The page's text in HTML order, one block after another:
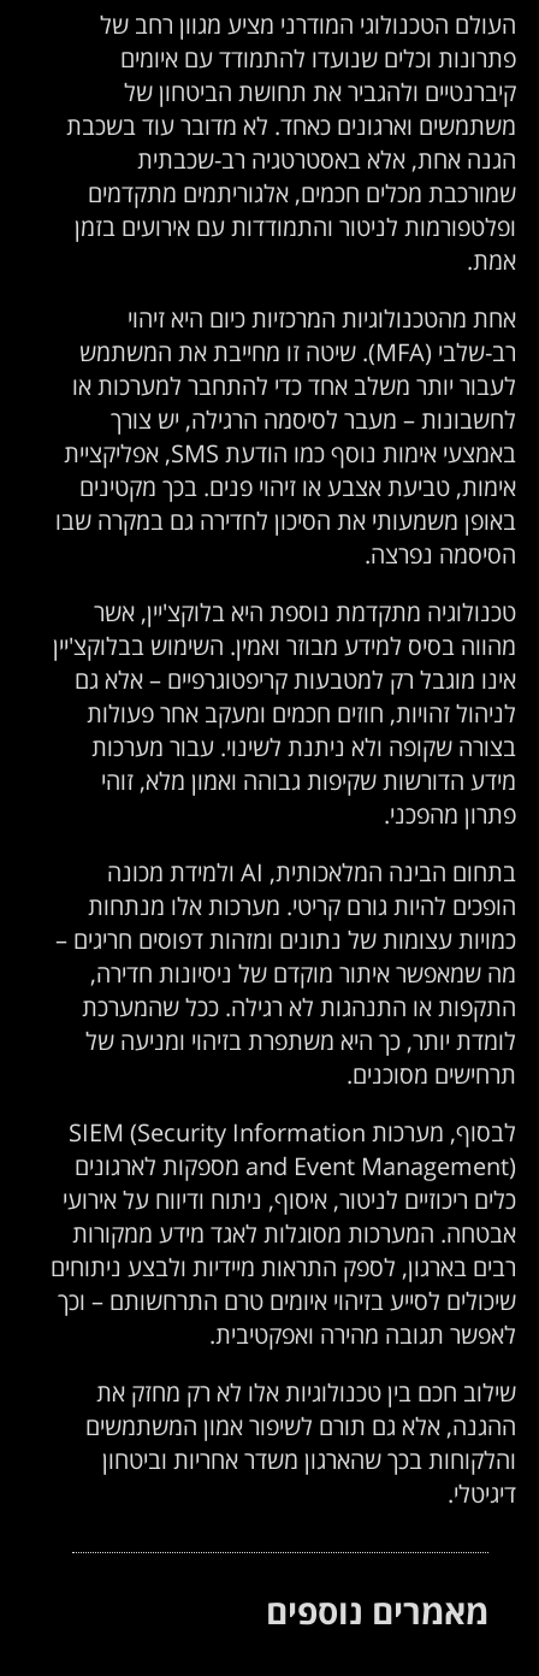
הטכנולוגי המודרני מציע מגוון רחב של
וכלים שנועדו להתמודד עם איומים
ולהגביר את תחושת הביטחון של
וארגונים כאחד. לא מדובר עוד בשכבת
אחת, אלא באסטרטגיה רב-שכבתית
מכלים חכמים, אלגוריתמים מתקדמים
לניטור והתמודדות עם אירועים בזמן
מהטכנולוגיות המרכזיות כיום היא זיהוי
רב-שלבי (MFA). שיטה זו מחייבת את המשתמש
יותר משלב אחד כדי להתחבר למערכות או
– מעבר לסיסמה הרגילה, יש צורך
באמצעי אימות נוסף כמו הודעת SMS, אפליקציית
טביעת אצבע או זיהוי פנים. בכך מקטינים
משמעותי את הסיכון לחדירה גם במקרה שבו
נפרצה.
מתקדמת נוספת היא בלוקצ'יין, אשר
בסיס למידע מבוזר ואמין. השימוש בבלוקצ'יין
מוגבל רק למטבעות קריפטוגרפיים – אלא גם
זהויות, חוזים חכמים ומעקב אחר פעולות
שקופה ולא ניתנת לשינוי. עבור מערכות
הדורשות שקיפות גבוהה ואמון מלא, זוהי
מהפכני.
בתחום הבינה המלאכותית, AI ולמידת מכונה
להיות גורם קריטי. מערכות אלו מנתחות
עצומות של נתונים ומזהות דפוסים חריגים –
שמאפשר איתור מוקדם של ניסיונות חדירה,
או התנהגות לא רגילה. ככל שהמערכת
יותר, כך היא משתפרת בזיהוי ומניעה של
מסוכנים.
לבסוף, מערכות SIEM (Security Information
and Event Management) מספקות לארגונים
ריכוזיים לניטור, איסוף, ניתוח ודיווח על אירועי
המערכות מסוגלות לאגד מידע ממקורות
בארגון, לספק התראות מיידיות ולבצע ניתוחים
לסייע בזיהוי איומים טרם התרחשותם – וכך
תגובה מהירה ואפקטיבית.
חכם בין טכנולוגיות אלו לא רק מחזק את
אלא גם תורם לשיפור אמון המשתמשים
בכך שהארגון משדר אחריות וביטחון
מאמרים נוספים